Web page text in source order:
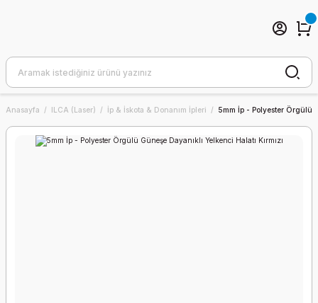
Anasayfa ILCA (Laser) İp & İskota & Donanım İpleri 5mm İp - Polyester Örgülü